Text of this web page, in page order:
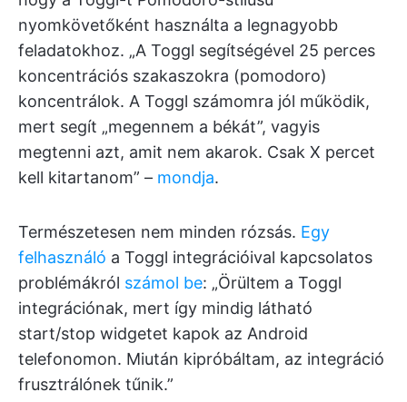
nyomkövetőként használta a legnagyobb
feladatokhoz. „A Toggl segítségével 25 perces
koncentrációs szakaszokra (pomodoro)
koncentrálok. A Toggl számomra jól működik,
mert segít „megennem a békát”, vagyis
megtenni azt, amit nem akarok. Csak X percet
kell kitartanom” – mondja.
Természetesen nem minden rózsás. Egy
felhasználó a Toggl integrációival kapcsolatos
problémákról számol be: „Örültem a Toggl
integrációnak, mert így mindig látható
start/stop widgetet kapok az Android
telefonomon. Miután kipróbáltam, az integráció
frusztrálónek tűnik.”